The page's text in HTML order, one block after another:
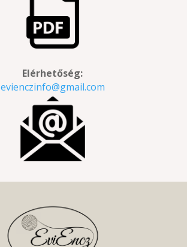
Elérhetőség:
evienczinfo@gmail.com